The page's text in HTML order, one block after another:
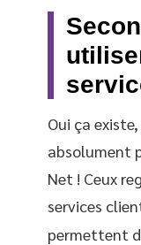
Oui ça
absolument
Net ! Ceux
services
permettent